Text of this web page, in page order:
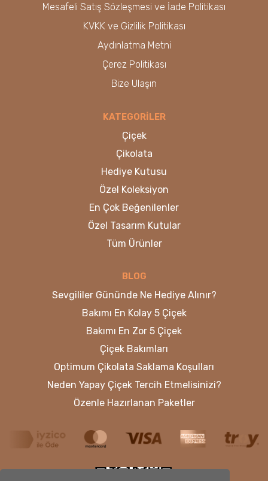
Mesafeli Satış Sözleşmesi ve İade Politikası
KVKK ve Gizlilik Politikası
Aydınlatma Metni
Çerez Politikası
Bize Ulaşın
KATEGORİLER
Çiçek
Çikolata
Hediye Kutusu
Özel Koleksiyon
En Çok Beğenilenler
Özel Tasarım Kutular
Tüm Ürünler
BLOG
Sevgililer Gününde Ne Hediye Alınır?
Bakımı En Kolay 5 Çiçek
Bakımı En Zor 5 Çiçek
Çiçek Bakımları
Optimum Çikolata Saklama Koşulları
Neden Yapay Çiçek Tercih Etmelisinizi?
Özenle Hazırlanan Paketler